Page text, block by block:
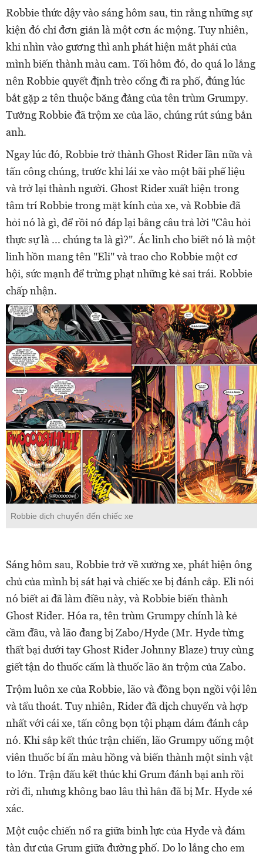
Robbie thức dậy vào sáng hôm sau, tin rằng những sự
kiện đó chỉ đơn giản là một cơn ác mộng. Tuy nhiên,
khi nhìn vào gương thì anh phát hiện mắt phải của
mình biến thành màu cam. Tối hôm đó, do quá lo lắng
nên Robbie quyết định trèo cổng đi ra phố, đúng lúc
bắt gặp 2 tên thuộc băng đảng của tên trùm Grumpy.
Tưởng Robbie đã trộm xe của lão, chúng rút súng bắn
anh.
Ngay lúc đó, Robbie trở thành Ghost Rider lần nữa và
tấn công chúng, trước khi lái xe vào một bãi phế liệu
và trở lại thành người. Ghost Rider xuất hiện trong
tâm trí Robbie trong mặt kính của xe, và Robbie đã
hỏi nó là gì, để rồi nó đáp lại bằng câu trả lời "Câu hỏi
thực sự là ... chúng ta là gì?". Ác linh cho biết nó là một
linh hồn mang tên "Eli" và trao cho Robbie một cơ
hội, sức mạnh để trừng phạt những kẻ sai trái. Robbie
chấp nhận.
Robbie dịch chuyển đến chiếc xe
Sáng hôm sau, Robbie trở về xưởng xe, phát hiện ông
chủ của mình bị sát hại và chiếc xe bị đánh cắp. Eli nói
nó biết ai đã làm điều này, và Robbie biến thành
Ghost Rider. Hóa ra, tên trùm Grumpy chính là kẻ
cầm đầu, và lão đang bị Zabo/Hyde (Mr. Hyde từng
thất bại dưới tay Ghost Rider Johnny Blaze) truy cùng
giết tận do thuốc cấm là thuốc lão ăn trộm của Zabo.
Trộm luôn xe của Robbie, lão và đồng bọn ngồi vội lên
và tẩu thoát. Tuy nhiên, Rider đã dịch chuyển và hợp
nhất với cái xe, tấn công bọn tội phạm dám đánh cắp
nó. Khi sắp kết thúc trận chiến, lão Grumpy uống một
viên thuốc bí ẩn màu hồng và biến thành một sinh vật
to lớn. Trận đấu kết thúc khi Grum đánh bại anh rồi
rời đi, nhưng không bao lâu thì hắn đã bị Mr. Hyde xé
xác.
Một cuộc chiến nổ ra giữa binh lực của Hyde và đám
tàn dư của Grum giữa đường phố. Do lo lắng cho em